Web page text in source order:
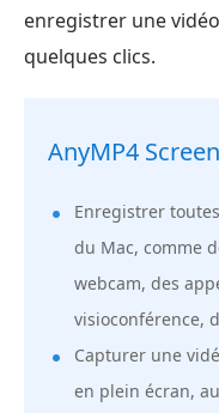
enregistrer une
quelques clics.
AnyMP4
Enregistrer
du Mac, comme
webcam, des
visioconférence,
Capturer une
en plein écran, au